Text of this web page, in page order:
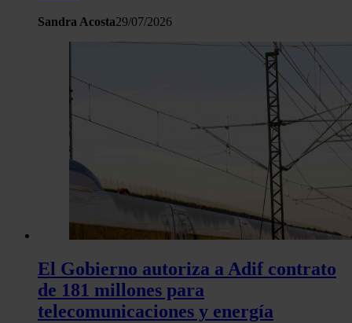
Sandra Acosta29/07/2026
El Gobierno autoriza a Adif contrato
de 181 millones para
telecomunicaciones y energía